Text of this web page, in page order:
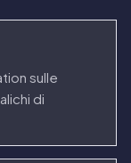
sulle
di